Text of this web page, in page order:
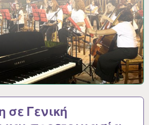
Γενική